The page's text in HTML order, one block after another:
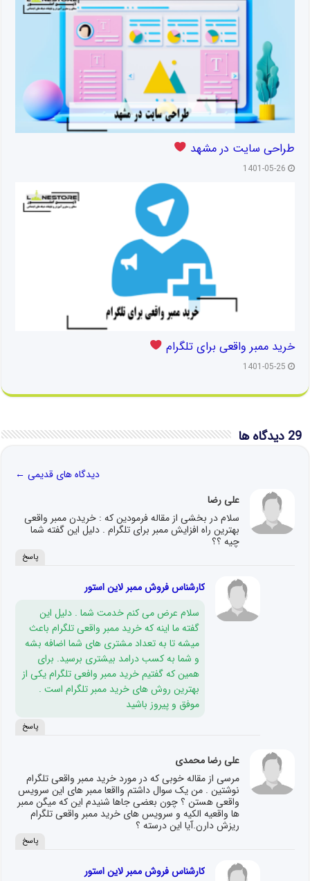
طراحی سایت در مشهد
1401-05-26
خرید ممبر واقعی برای تلگرام
1401-05-25
29 دیدگاه ها
دیدگاه های قدیمی ←
علی رضا
سلام در بخشی از مقاله فرمودین که : خریدن ممبر واقعی
بهترین راه افزایش ممبر برای تلگرام . دلیل این گفته شما
چیه ؟؟
پاسخ
کارشناس فروش ممبر لاین استور
سلام عرض می کنم خدمت شما . دلیل این
گفته ما اینه که خرید ممبر واقعی تلگرام باعث
میشه تا به تعداد مشتری های شما اضافه بشه
و شما به کسب درامد بیشتری برسید. برای
همین که گفتیم خرید ممبر وافعی تلگرام یکی از
بهترین روش های خرید ممبر تلگرام است .
موفق و پیروز باشید
پاسخ
علی رضا محمدی
مرسی از مقاله خوبی که در مورد خرید ممبر واقعی تلگرام
نوشتین . من یک سوال داشتم وااقعا ممبر های این سرویس
واقعی هستن ؟ چون بعضی جاها شنیدم این که میگن ممبر
ها واقعیه الکیه و سرویس های خرید ممبر واقعی تلگرام
ریزش دارن.آیا این درسته ؟
پاسخ
کارشناس فروش ممبر لاین استور